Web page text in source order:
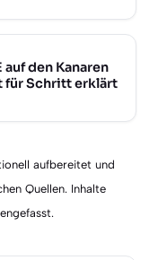
den Kanaren
für Schritt erklärt
aufbereitet und
Quellen. Inhalte